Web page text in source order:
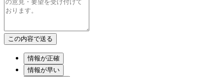
情報が正確
情報が早い